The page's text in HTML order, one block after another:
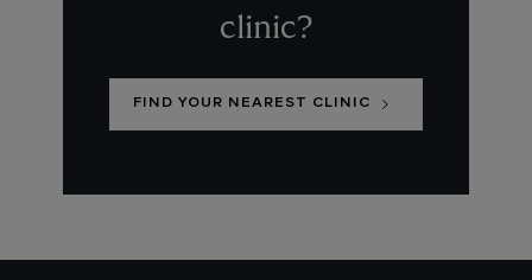
clinic?
FIND YOUR NEAREST CLINIC